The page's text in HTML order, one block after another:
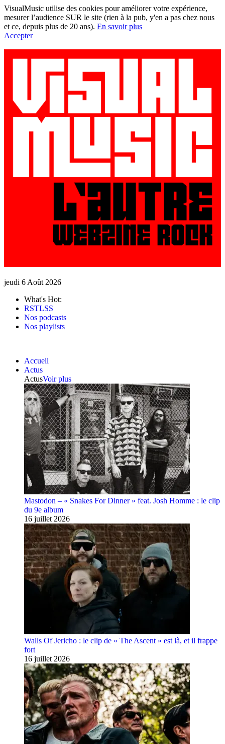
VisualMusic utilise des cookies pour améliorer votre expérience,
mesurer l’audience SUR le site (rien à la pub, y'en a pas chez nous
et ce, depuis plus de 20 ans). En savoir plus
Accepter
jeudi 6 Août 2026
What's Hot:
RSTLSS
Nos podcasts
Nos playlists
Accueil
Actus
ActusVoir plus
Mastodon – « Snakes For Dinner » feat. Josh Homme : le clip
du 9e album
16 juillet 2026
Walls Of Jericho : le clip de « The Ascent » est là, et il frappe
fort
16 juillet 2026